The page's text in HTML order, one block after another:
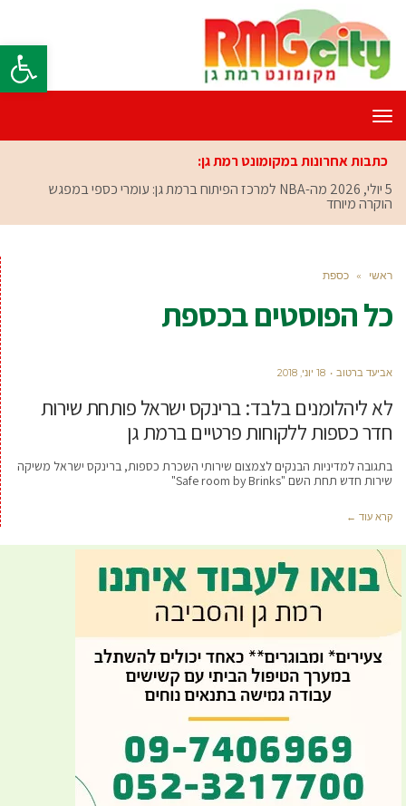
פתח
תפריט
כתבות אחרונות במקומונט רמת גן:
5 יולי, 2026
מה-NBA למרכז הפיתוח ברמת גן: עומרי כספי במפגש
הוקרה מיוחד
ראשי » כספת
כל הפוסטים בכספת
אביעד ברטוב 18 יוני, 2018
לא ליהלומנים בלבד: ברינקס ישראל פותחת שירות
חדר כספות ללקוחות פרטיים ברמת גן
בתגובה למדיניות הבנקים לצמצום שירותי השכרת כספות, ברינקס ישראל משיקה
שירות חדש תחת השם "Safe room by Brinks"
קרא עוד ←